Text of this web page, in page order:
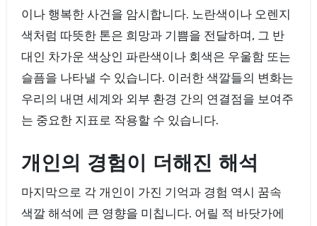
이나 행복한 사건을 암시합니다. 노란색이나 오렌지
색처럼 따뜻한 톤은 희망과 기쁨을 전달하며, 그 반
대인 차가운 색상인 파란색이나 회색은 우울함 또는
슬픔을 나타낼 수 있습니다. 이러한 색깔들의 변화는
우리의 내면 세계와 외부 환경 간의 연결점을 보여주
는 중요한 지표로 작용할 수 있습니다.
개인의 경험이 더해진 해석
마지막으로 각 개인이 가진 기억과 경험 역시 꿈속
색깔 해석에 큰 영향을 미칩니다. 어릴 적 바닷가에